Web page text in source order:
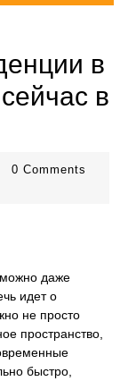
в
в
0 Comments
можно даже
идет о
не просто
пространство,
быстро,